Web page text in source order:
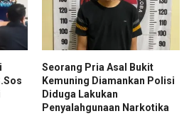
Seorang Pria Asal Bukit
Kemuning Diamankan Polisi
Diduga Lakukan
Penyalahgunaan Narkotika